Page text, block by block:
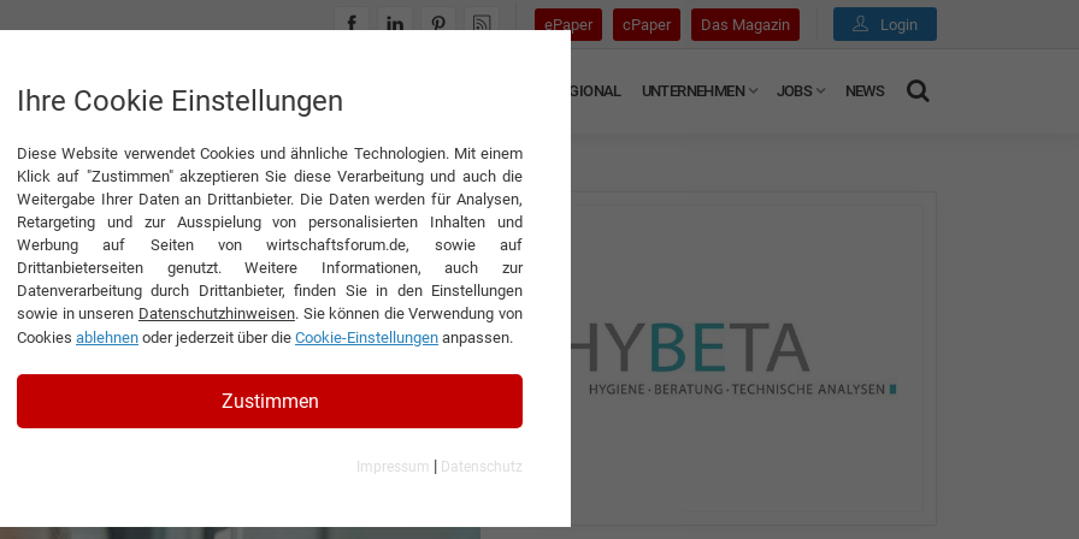
ePaper cPaper Das Magazin Login
INTERVIEWS REGIONAL UNTERNEHMEN JOBS NEWS
im Gesundheitswesen“
Prüfungen
der HYBETA GmbH
Ihre Cookie Einstellungen
Diese Website verwendet Cookies und ähnliche Technologien. Mit einem
Klick auf "Zustimmen" akzeptieren Sie diese Verarbeitung und auch die
Weitergabe Ihrer Daten an Drittanbieter. Die Daten werden für Analysen,
Retargeting und zur Ausspielung von personalisierten Inhalten und
Werbung auf Seiten von wirtschaftsforum.de, sowie auf
Drittanbieterseiten genutzt. Weitere Informationen, auch zur
Datenverarbeitung durch Drittanbieter, finden Sie in den Einstellungen
sowie in unseren Datenschutzhinweisen. Sie können die Verwendung von
Cookies ablehnen oder jederzeit über die Cookie-Einstellungen anpassen.
Zustimmen
Impressum | Datenschutz